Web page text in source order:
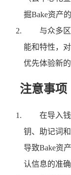
掘Bake资产的
与众多
能和特性，
优先体验新
注意事项
在导入
钥、助记词
导致Bake资
认信息的准确